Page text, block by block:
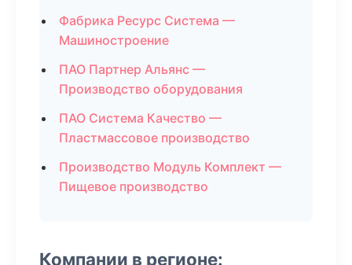
Фабрика Ресурс Система —
Машиностроение
ПАО Партнер Альянс —
Производство оборудования
ПАО Система Качество —
Пластмассовое производство
Производство Модуль Комплект —
Пищевое производство
Компании в регионе: